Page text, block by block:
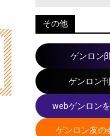
その他
ゲンロン
ゲンロン
webゲンロン
ゲンロン友の